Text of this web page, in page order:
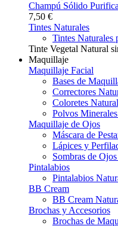
Champú Sólido
7,50 €
Tintes Naturales
Tintes Naturales
Tinte Vegetal Natural
Maquillaje
Maquillaje Facial
Bases de
Correctores
Coloretes
Polvos
Maquillaje de Ojos
Máscara de
Lápices y
Sombras de
Pintalabios
Pintalabios
BB Cream
BB Cream
Brochas y Accesorios
Brochas de